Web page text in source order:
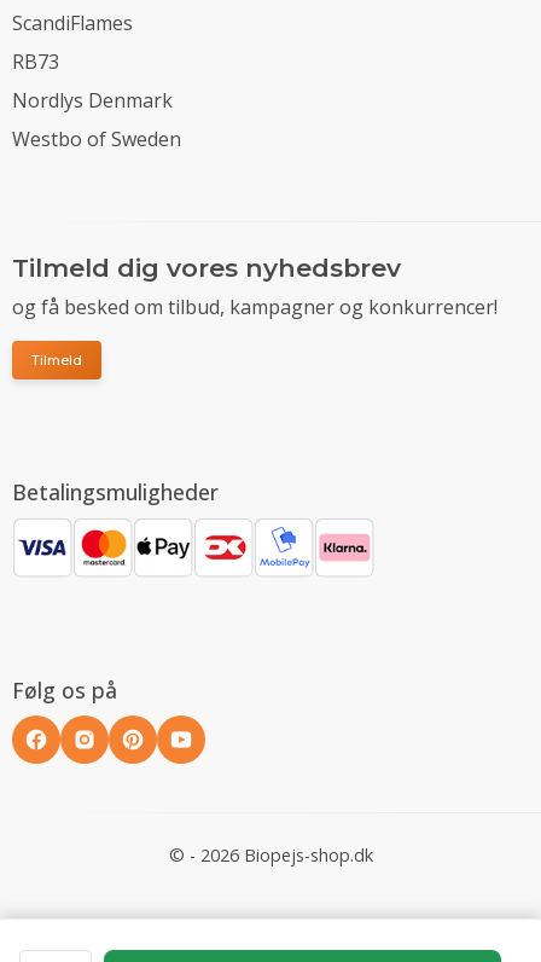
ScandiFlames
RB73
Nordlys Denmark
Westbo of Sweden
Tilmeld dig vores nyhedsbrev
og få besked om tilbud, kampagner og konkurrencer!
Tilmeld
Betalingsmuligheder
Følg os på
© - 2026 Biopejs-shop.dk